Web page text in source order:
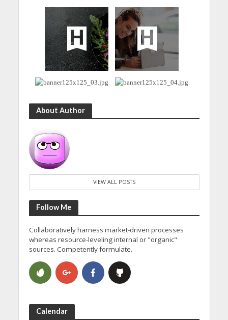
About Author
VIEW ALL POSTS
Follow Me
Collaboratively harness market-driven processes
whereas resource-leveling internal or "organic"
sources. Competently formulate.
Calendar